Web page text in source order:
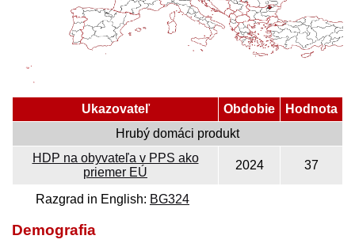
Ukazovateľ Obdobie
Hodnota
Hrubý domáci produkt
HDP na obyvateľa v PPS ako
priemer EÚ
2024 37
Razgrad in English: BG324
Demografia